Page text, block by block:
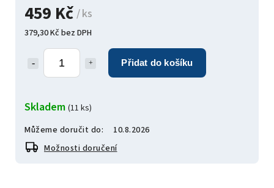
459 Kč / ks
379,30 Kč bez DPH
Přidat do košíku
Skladem (11 ks)
Můžeme doručit do:
10.8.2026
Možnosti doručení